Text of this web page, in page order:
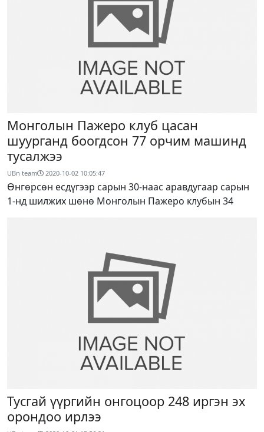
Монголын Пажеро клуб цасан
шуурганд боогдсон 77 орчим машинд
тусалжээ
UBn team 2020-10-02 10:05:47
Өнгөрсөн есдүгээр сарын 30-наас аравдугаар сарын
1-нд шилжих шөнө Монголын Пажеро клубын 34
Тусгай үүргийн онгоцоор 248 иргэн эх
орондоо ирлээ